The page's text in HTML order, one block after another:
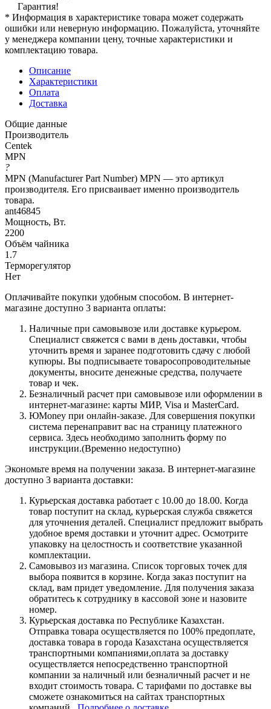
Гарантия!
* Информация в характеристике товара может содержать
ошибки или неверную информацию. Пожалуйста, уточняйте
у менеджера компании цену, точные характеристики и
комплектацию товара.
Описание
Характеристики
Оплата
Доставка
Общие данные
Производитель
Centek
MPN
?
MPN (Manufacturer Part Number) MPN — это артикул
производителя. Его присваивает именно производитель
товара.
ant46845
Мощность, Вт.
2200
Объём чайника
1.7
Терморегулятор
Нет
Оплачивайте покупки удобным способом. В интернет-
магазине доступно 3 варианта оплаты:
Наличные при самовывозе или доставке курьером.
Специалист свяжется с вами в день доставки, чтобы
уточнить время и заранее подготовить сдачу с любой
купюры. Вы подписываете товаросопроводительные
документы, вносите денежные средства, получаете
товар и чек.
Безналичный расчет при самовывозе или оформлении в
интернет-магазине: карты МИР, Visa и MasterCard.
ЮMoney при онлайн-заказе. Для совершения покупки
система перенаправит вас на страницу платежного
сервиса. Здесь необходимо заполнить форму по
инструкции.(Временно недоступно)
Экономьте время на получении заказа. В интернет-магазине
доступно 3 варианта доставки:
Курьерская доставка работает с 10.00 до 18.00. Когда
товар поступит на склад, курьерская служба свяжется
для уточнения деталей. Специалист предложит выбрать
удобное время доставки и уточнит адрес. Осмотрите
упаковку на целостность и соответствие указанной
комплектации.
Самовывоз из магазина. Список торговых точек для
выбора появится в корзине. Когда заказ поступит на
склад, вам придет уведомление. Для получения заказа
обратитесь к сотруднику в кассовой зоне и назовите
номер.
Курьерская доставка по Республике Казахстан.
Отправка товара осуществляется по 100% предоплате,
доставка товара в города Казахстана осуществляется
транспортными компаниями,оплата за доставку
осуществляется непосредственно транспортной
компании за наличный или безналичный расчет и не
входит стоимость товара. С тарифами по доставке вы
сможете ознакомиться на сайтах транспортных